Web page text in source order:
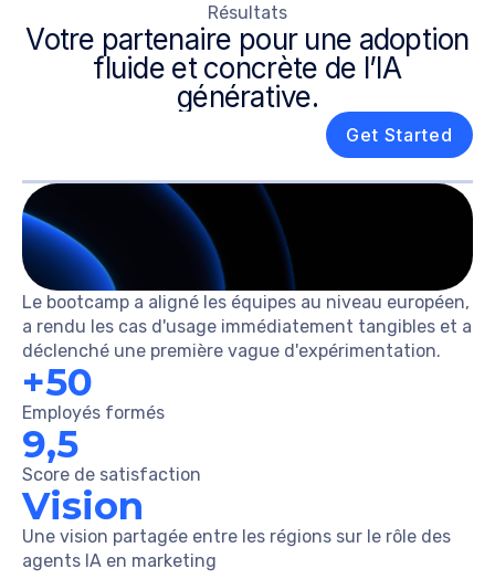
Résultats
Votre partenaire pour une adoption
fluide et concrète de l’IA
générative.
Get Started
Le bootcamp a aligné les équipes au niveau européen,
a rendu les cas d'usage immédiatement tangibles et a
déclenché une première vague d'expérimentation.
+50
Employés formés
9,5
Score de satisfaction
Vision
Une vision partagée entre les régions sur le rôle des
agents IA en marketing